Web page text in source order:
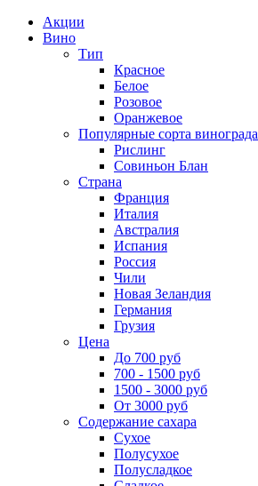
Акции
Вино
Тип
Красное
Белое
Розовое
Оранжевое
Популярные сорта винограда
Рислинг
Совиньон Блан
Страна
Франция
Италия
Австралия
Испания
Россия
Чили
Новая Зеландия
Германия
Грузия
Цена
До 700 руб
700 - 1500 руб
1500 - 3000 руб
От 3000 руб
Содержание сахара
Сухое
Полусухое
Полусладкое